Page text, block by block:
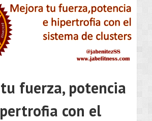
fuerza, potencia
con el